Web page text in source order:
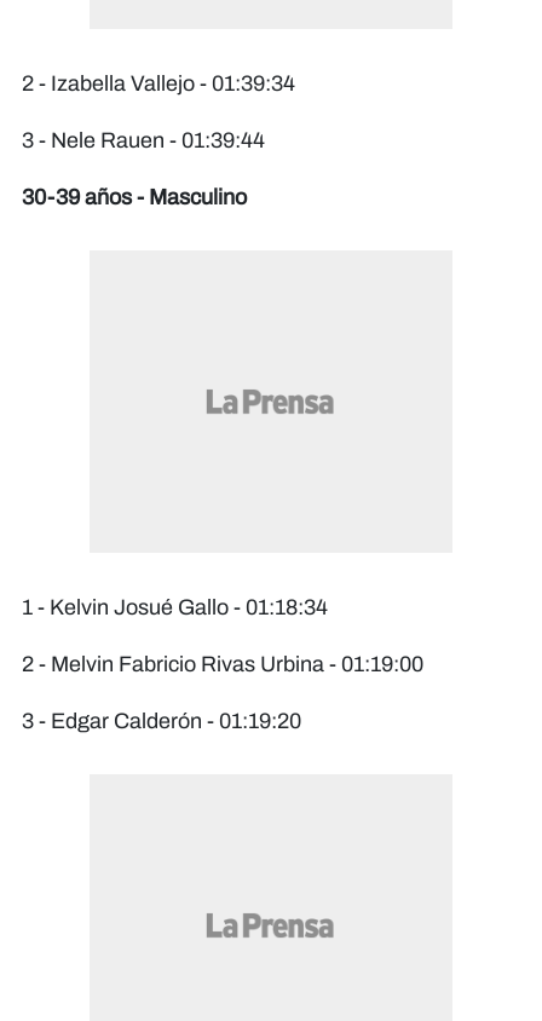
2 - Izabella Vallejo - 01:39:34
3 - Nele Rauen - 01:39:44
30-39 años - Masculino
1 - Kelvin Josué Gallo - 01:18:34
2 - Melvin Fabricio Rivas Urbina - 01:19:00
3 - Edgar Calderón - 01:19:20